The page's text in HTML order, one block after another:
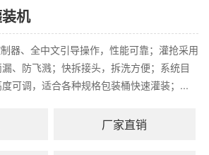
机
器、全中文引导操作，性能可靠；灌抢采用
、防飞溅；快拆接头，拆洗方便；系统目
可调，适合各种规格包装桶快速灌装；...
厂家直销